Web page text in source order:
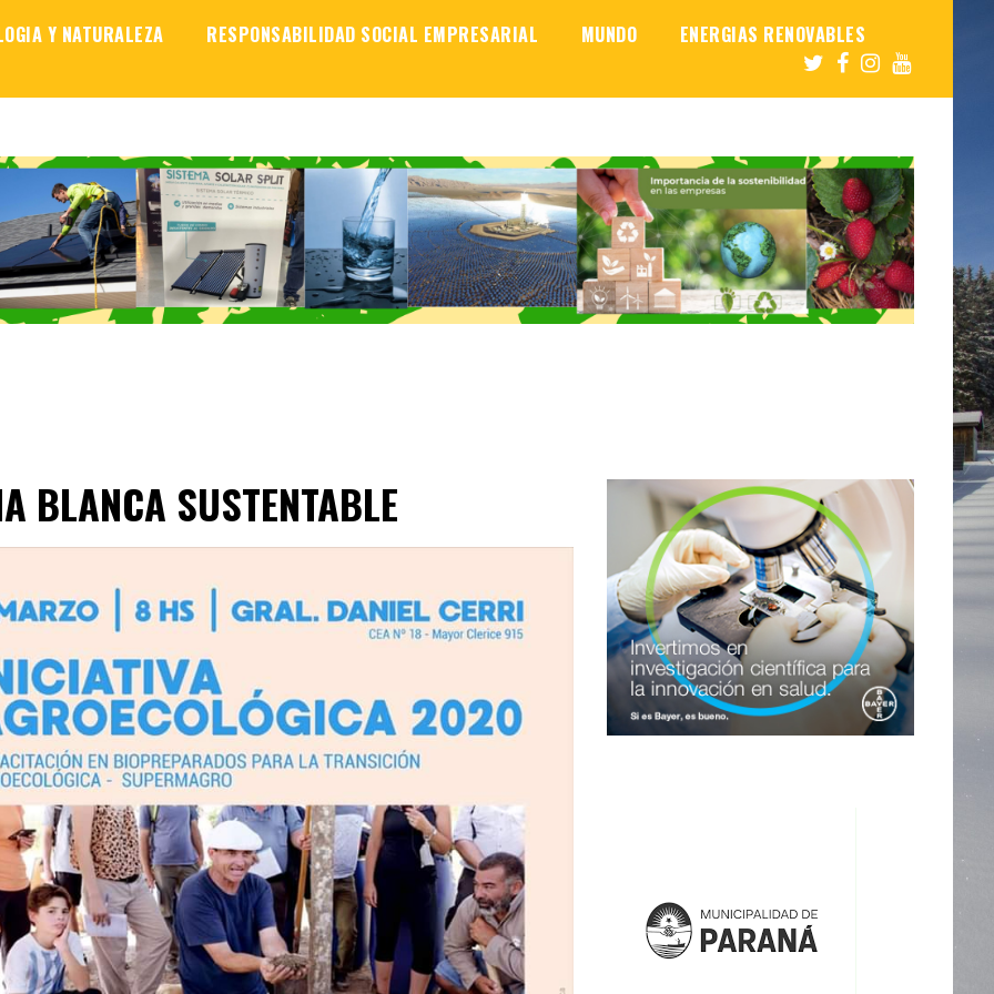
Y NATURALEZA RESPONSABILIDAD SOCIAL EMPRESARIAL MUNDO ENERGIAS RENOVABLES
BLANCA SUSTENTABLE